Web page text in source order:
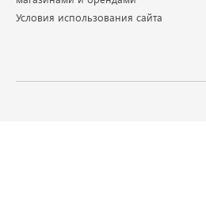
Условия использования сайта